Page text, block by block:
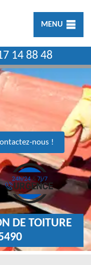
MENU
14 88 48
nous !
DE TOITURE